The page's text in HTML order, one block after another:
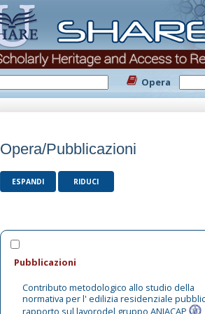
Opera
Opera/Pubblicazioni
ESPANDI RIDUCI
Pubblicazioni
Contributo metodologico allo studio della
normativa per l' edilizia residenziale
rapporto sul lavorodel gruppo ANIACAP